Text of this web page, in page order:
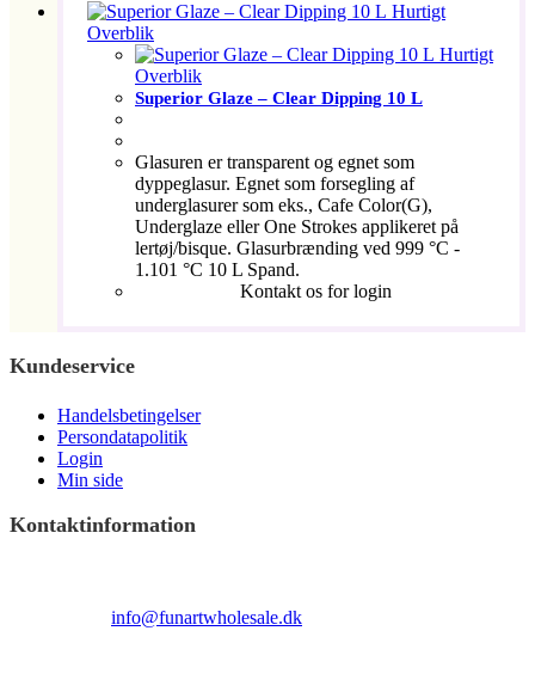
Hurtigt
Overblik
Hurtigt
Overblik
Superior Glaze – Clear Dipping 10 L
Glasuren er transparent og egnet som
dyppeglasur. Egnet som forsegling af
underglasurer som eks., Cafe Color(G),
Underglaze eller One Strokes applikeret på
lertøj/bisque. Glasurbrænding ved 999 °C -
1.101 °C 10 L Spand.
Kontakt os for login
Kundeservice
Handelsbetingelser
Persondatapolitik
Login
Min side
Kontaktinformation
info@funartwholesale.dk